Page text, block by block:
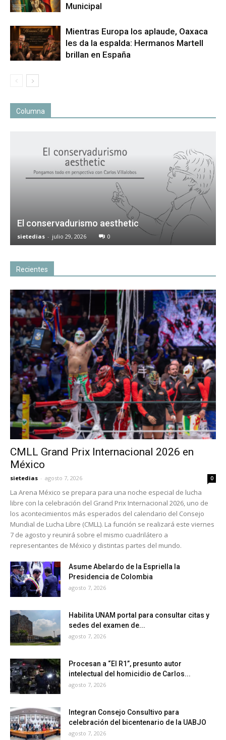
Municipal
Mientras Europa los aplaude, Oaxaca
les da la espalda: Hermanos Martell
brillan en España
Columna
El conservadurismo aesthetic
sietedias - julio 29, 2026 0
Recientes
CMLL Grand Prix Internacional 2026 en
México
sietedias - agosto 7, 2026 0
La Arena México se prepara para una noche especial de lucha
libre con la celebración del Grand Prix Internacional 2026, uno de
los acontecimientos más esperados del calendario del Consejo
Mundial de Lucha Libre (CMLL). La función se realizará este viernes
7 de agosto y reunirá sobre el mismo cuadrilátero a
representantes de México y distintas partes del mundo.
Asume Abelardo de la Espriella la
Presidencia de Colombia
agosto 7, 2026
Habilita UNAM portal para consultar citas y
sedes del examen de...
agosto 7, 2026
Procesan a “El R1”, presunto autor
intelectual del homicidio de Carlos...
agosto 7, 2026
Integran Consejo Consultivo para
celebración del bicentenario de la UABJO
agosto 7, 2026